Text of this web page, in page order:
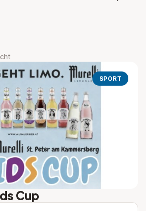
SPORT
Cup